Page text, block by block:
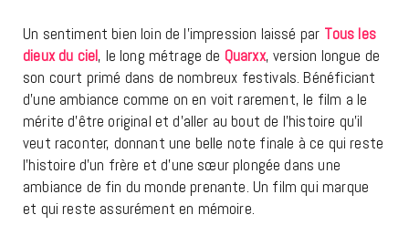
Un sentiment bien loin de l’impression laissé par Tous les
dieux du ciel, le long métrage de Quarxx, version longue de
son court primé dans de nombreux festivals. Bénéficiant
d’une ambiance comme on en voit rarement, le film a le
mérite d’être original et d’aller au bout de l’histoire qu’il
veut raconter, donnant une belle note finale à ce qui reste
l’histoire d’un frère et d’une sœur plongée dans une
ambiance de fin du monde prenante. Un film qui marque
et qui reste assurément en mémoire.